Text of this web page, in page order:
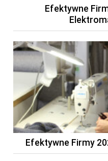
Efektywne
Efektywne Firmy